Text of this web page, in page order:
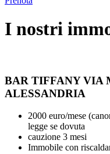
I nostri
BAR TIFFANY VIA
ALESSANDRIA
2000 euro/mese
legge se dovuta
cauzione 3 mesi
Immobile con